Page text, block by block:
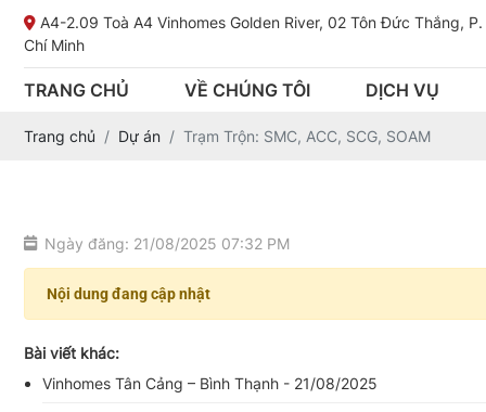
A4-2.09 Toà A4 Vinhomes Golden River, 02 Tôn Đức Thắng, P.
Chí Minh
TRANG CHỦ VỀ CHÚNG TÔI DỊCH VỤ
Trang chủ Dự án Trạm Trộn: SMC, ACC, SCG, SOAM
Ngày đăng: 21/08/2025 07:32 PM
Nội dung đang cập nhật
Bài viết khác:
Vinhomes Tân Cảng – Bình Thạnh - 21/08/2025